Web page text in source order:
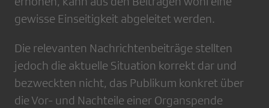
gewisse Einseitigkeit abgeleitet werden.
Die relevanten Nachrichtenbeiträge stellten
jedoch die aktuelle Situation korrekt dar und
bezweckten nicht, das Publikum konkret über
die Vor- und Nachteile einer Organspende